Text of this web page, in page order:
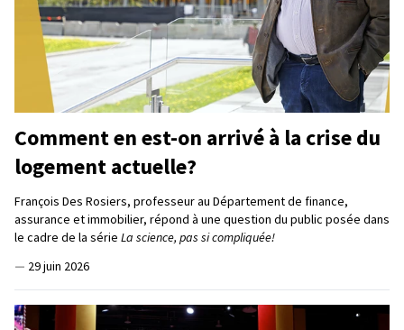
Comment en est-on arrivé à la crise du
logement actuelle?
François Des Rosiers, professeur au Département de finance,
assurance et immobilier, répond à une question du public posée dans
le cadre de la série La science, pas si compliquée!
— 29 juin 2026